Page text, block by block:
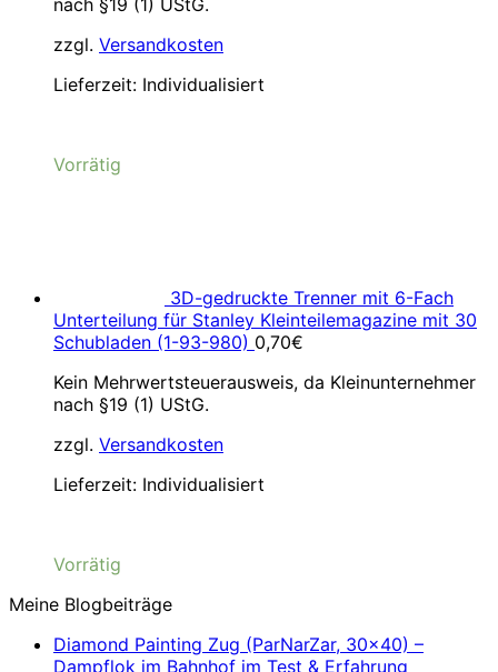
nach §19 (1) UStG.
zzgl. Versandkosten
Lieferzeit: Individualisiert
Vorrätig
3D-gedruckte Trenner mit 6-Fach
Unterteilung für Stanley Kleinteilemagazine mit 30
Schubladen (1-93-980) 0,70€
Kein Mehrwertsteuerausweis, da Kleinunternehmer
nach §19 (1) UStG.
zzgl. Versandkosten
Lieferzeit: Individualisiert
Vorrätig
Meine Blogbeiträge
Diamond Painting Zug (ParNarZar, 30×40) –
Dampflok im Bahnhof im Test & Erfahrung